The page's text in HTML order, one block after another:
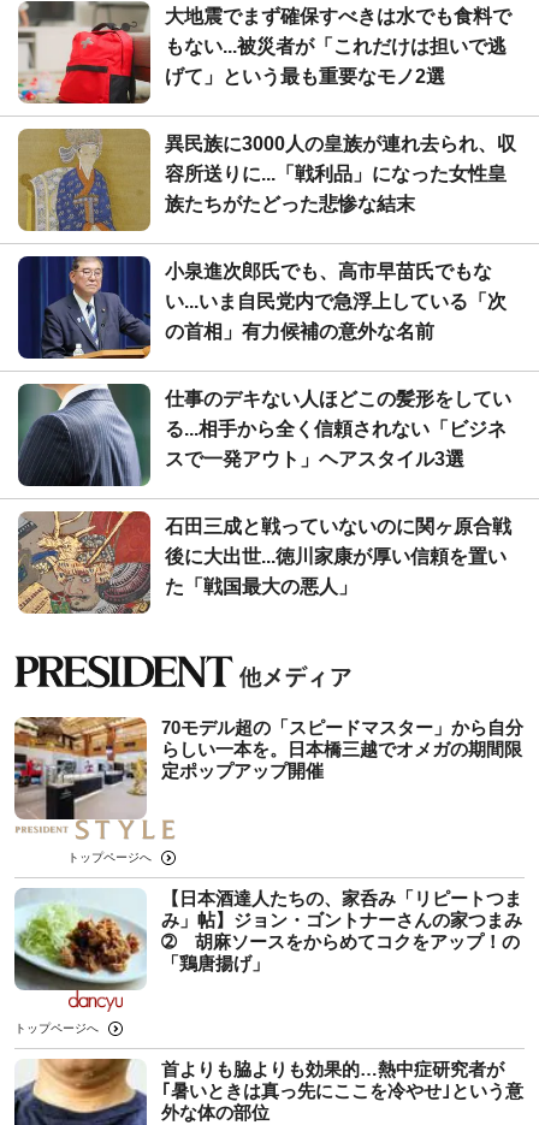
大地震でまず確保すべきは水でも食料で
もない...被災者が「これだけは担いで逃
げて」という最も重要なモノ2選
異民族に3000人の皇族が連れ去られ、収
容所送りに...「戦利品」になった女性皇
族たちがたどった悲惨な結末
小泉進次郎氏でも、高市早苗氏でもな
い...いま自民党内で急浮上している「次
の首相」有力候補の意外な名前
仕事のデキない人ほどこの髪形をしてい
る...相手から全く信頼されない「ビジネ
スで一発アウト」ヘアスタイル3選
石田三成と戦っていないのに関ヶ原合戦
後に大出世...徳川家康が厚い信頼を置い
た「戦国最大の悪人」
70モデル超の「スピードマスター」から自分
らしい一本を。日本橋三越でオメガの期間限
定ポップアップ開催
トップページへ
【日本酒達人たちの、家呑み「リピートつま
み」帖】ジョン・ゴントナーさんの家つまみ
➁ 胡麻ソースをからめてコクをアップ！の
「鶏唐揚げ」
トップページへ
首よりも脇よりも効果的…熱中症研究者が
｢暑いときは真っ先にここを冷やせ｣という意
外な体の部位